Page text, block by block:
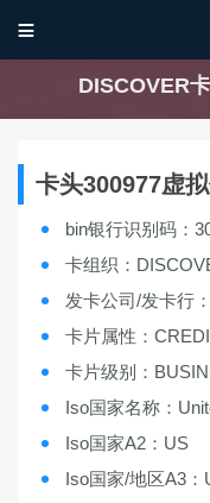

DISCOVER
卡头300977虚
bin银行识别码：
卡组织：
发卡公司/发卡行
卡片属性：
卡片级别：
Iso国家名称：
Iso国家A2：US
Iso国家/地区A3：